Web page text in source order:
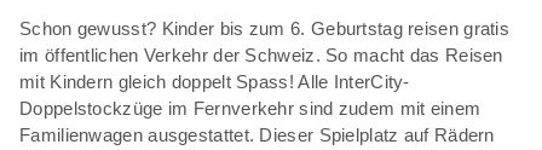
Schon gewusst? Kinder bis zum 6. Geburtstag reisen gratis
im öffentlichen Verkehr der Schweiz. So macht das Reisen
mit Kindern gleich doppelt Spass! Alle InterCity-
Doppelstockzüge im Fernverkehr sind zudem mit einem
Familienwagen ausgestattet. Dieser Spielplatz auf Rädern